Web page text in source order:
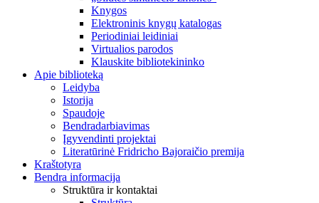
Knygos
Elektroninis knygų katalogas
Periodiniai leidiniai
Virtualios parodos
Klauskite bibliotekininko
Apie biblioteką
Leidyba
Istorija
Spaudoje
Bendradarbiavimas
Įgyvendinti projektai
Literatūrinė Fridricho Bajoraičio premija
Kraštotyra
Bendra informacija
Struktūra ir kontaktai